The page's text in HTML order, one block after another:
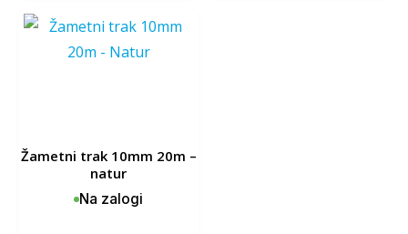
žametni trak 10mm 20m –
natur
Na zalogi